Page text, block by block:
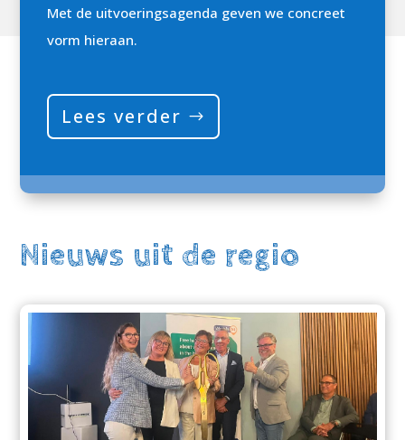
Met de uitvoeringsagenda geven we concreet
vorm hieraan.
Lees verder
Nieuws uit de regio